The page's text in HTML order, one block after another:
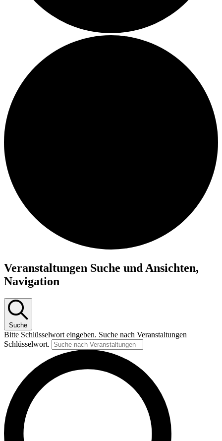
Veranstaltungen
Veranstaltungen Suche und Ansichten,
Navigation
Suche
Bitte Schlüsselwort eingeben. Suche nach Veranstaltungen
Schlüsselwort.